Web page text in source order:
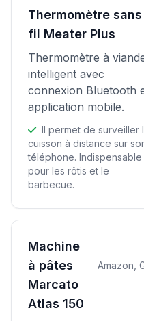
Thermomètre sans
fil Meater Plus
Thermomètre à
intelligent avec
connexion Bluetooth
application mobile.
Il permet de surveiller
cuisson à distance sur
téléphone. Indispensable
pour les rôtis et le
barbecue.
Machine
à pâtes
Marcato
Atlas 150
Amazon,